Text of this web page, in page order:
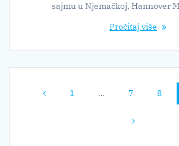
sajmu u Njemačkoj, Hannover
Pročitaj više
postovaStranica
1 … Stranica
7 8